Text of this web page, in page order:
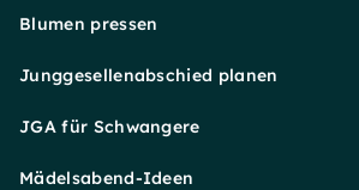
Blumen pressen
Junggesellenabschied planen
JGA für Schwangere
Mädelsabend-Ideen